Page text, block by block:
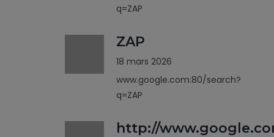
q=ZAP
ZAP
18 mars 2026
www.google.com:80/search?
q=ZAP
http://